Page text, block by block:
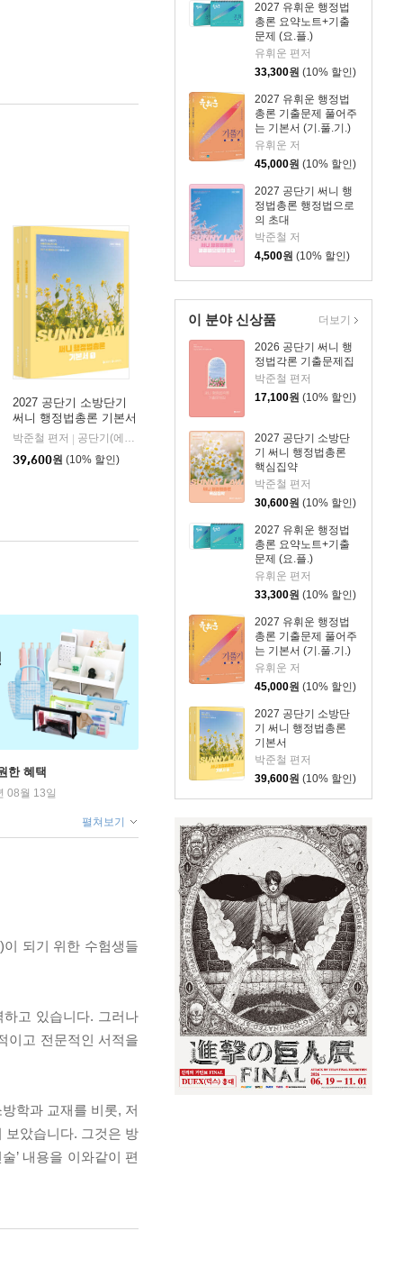
2027 유휘운 행정법
총론 요약노트+기출
문제 (요.플.)
유휘운 편저
33,300원 (10% 할인)
2027 유휘운 행정법
총론 기출문제 풀어주
는 기본서 (기.풀.기.)
유휘운 저
45,000원 (10% 할인)
2027 공단기 써니 행
정법총론 행정법으로
의 초대
박준철 저
4,500원 (10% 할인)
이 분야 신상품
2026 공단기 써니 행
정법각론 기출문제집
박준철 편저
17,100원 (10% 할인)
2027 공단기 소방단
기 써니 행정법총론
핵심집약
박준철 편저
30,600원 (10% 할인)
2027 유휘운 행정법
총론 요약노트+기출
문제 (요.플.)
유휘운 편저
33,300원 (10% 할인)
2027 유휘운 행정법
총론 기출문제 풀어주
는 기본서 (기.풀.기.)
유휘운 저
45,000원 (10% 할인)
2027 공단기 소방단
기 써니 행정법총론
기본서
박준철 편저
39,600원 (10% 할인)
더보기
2027 공단기 소방단기
써니 행정법총론 기본서
박준철 편저
공단기(에스티유니타스)
39,600원 (10% 할인)
한 혜택
08월 13일
펼쳐보기
되기 위한 수험생들
고 있습니다. 그러나
이고 전문적인 서적을
학과 교재를 비롯, 저
보았습니다. 그것은 방
’ 내용을 이와같이 편